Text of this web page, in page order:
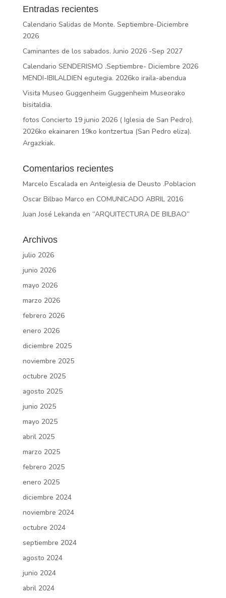
Entradas recientes
Calendario Salidas de Monte. Septiembre-Diciembre
2026
Caminantes de los sabados. Junio 2026 -Sep 2027
Calendario SENDERISMO .Septiembre- Diciembre 2026
MENDI-IBILALDIEN egutegia. 2026ko iraila-abendua
Visita Museo Guggenheim Guggenheim Museorako
bisitaldia.
fotos Concierto 19 junio 2026 ( Iglesia de San Pedro).
2026ko ekainaren 19ko kontzertua (San Pedro eliza).
Argazkiak.
Comentarios recientes
Marcelo Escalada en Anteiglesia de Deusto .Poblacion
Oscar Bilbao Marco en COMUNICADO ABRIL 2016
Juan José Lekanda en “ARQUITECTURA DE BILBAO”
Archivos
julio 2026
junio 2026
mayo 2026
marzo 2026
febrero 2026
enero 2026
diciembre 2025
noviembre 2025
octubre 2025
agosto 2025
junio 2025
mayo 2025
abril 2025
marzo 2025
febrero 2025
enero 2025
diciembre 2024
noviembre 2024
octubre 2024
septiembre 2024
agosto 2024
junio 2024
abril 2024